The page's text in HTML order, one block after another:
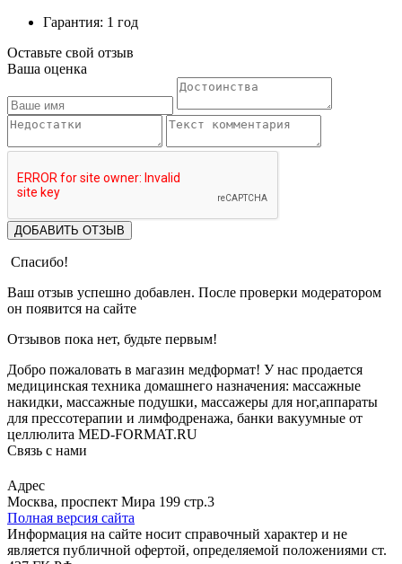
Гарантия: 1 год
Оставьте свой отзыв
Ваша оценка
ДОБАВИТЬ ОТЗЫВ
Спасибо!
Ваш отзыв успешно добавлен. После проверки модератором
он появится на сайте
Отзывов пока нет, будьте первым!
Добро пожаловать в магазин медформат! У нас продается
медицинская техника домашнего назначения: массажные
накидки, массажные подушки, массажеры для ног,аппараты
для прессотерапии и лимфодренажа, банки вакуумные от
целлюлита MED-FORMAT.RU
Связь с нами
Адрес
Москва, проспект Мира 199 стр.3
Полная версия сайта
Информация на сайте носит справочный характер и не
является публичной офертой, определяемой положениями ст.